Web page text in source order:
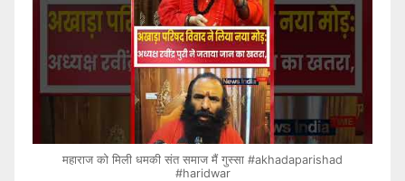
महाराज को मिली धमकी संत समाज मैं गुस्सा #akhadaparishad
#haridwar